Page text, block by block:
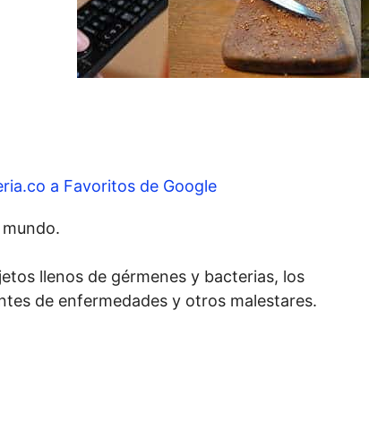
a Favoritos de Google
llenos de gérmenes y bacterias, los
de enfermedades y otros malestares.